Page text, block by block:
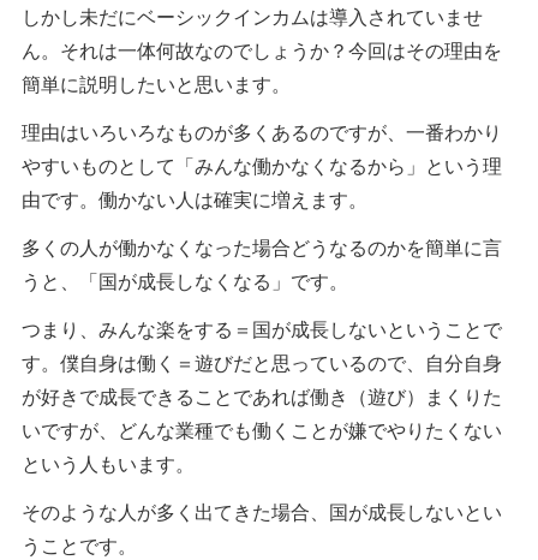
しかし未だにベーシックインカムは導入されていませ
ん。それは一体何故なのでしょうか？今回はその理由を
簡単に説明したいと思います。
理由はいろいろなものが多くあるのですが、一番わかり
やすいものとして「みんな働かなくなるから」という理
由です。働かない人は確実に増えます。
多くの人が働かなくなった場合どうなるのかを簡単に言
うと、「国が成長しなくなる」です。
つまり、みんな楽をする＝国が成長しないということで
す。僕自身は働く＝遊びだと思っているので、自分自身
が好きで成長できることであれば働き（遊び）まくりた
いですが、どんな業種でも働くことが嫌でやりたくない
という人もいます。
そのような人が多く出てきた場合、国が成長しないとい
うことです。